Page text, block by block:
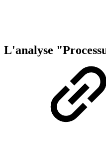
L'analyse